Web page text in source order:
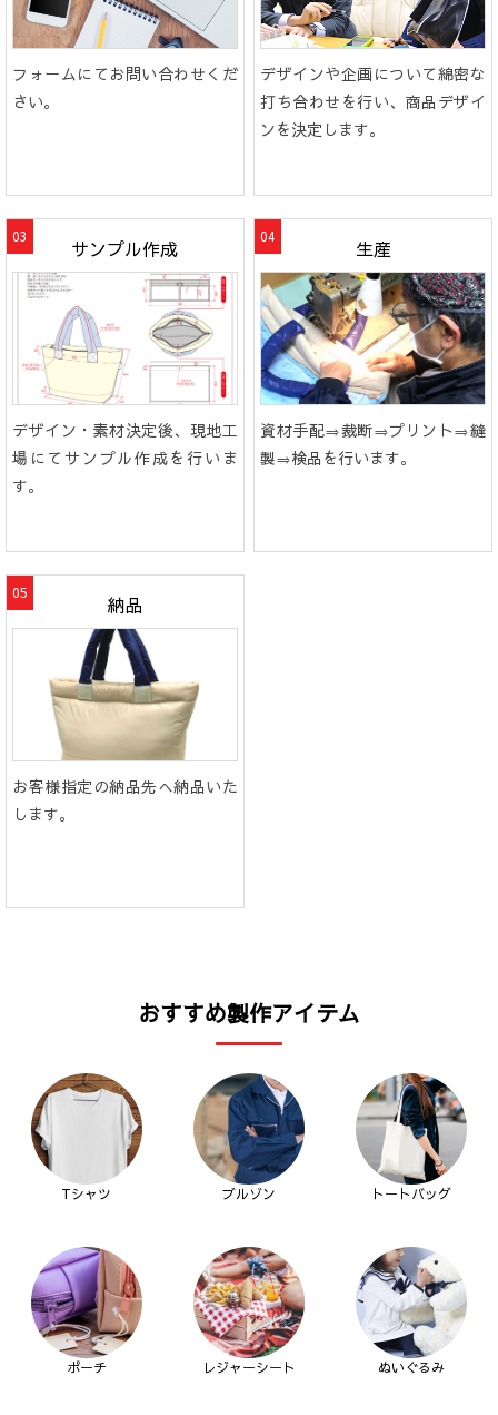
フォームにてお問い合わせくだ
さい。
デザインや企画について綿密な
打ち合わせを行い、商品デザイ
ンを決定します。
サンプル作成
デザイン・素材決定後、現地工
場にてサンプル作成を行いま
す。
生産
資材手配⇒裁断⇒プリント⇒縫
製⇒検品を行います。
納品
お客様指定の納品先へ納品いた
します。
おすすめ製作アイテム
Tシャツ ブルゾン トートバッグ
ポーチ レジャーシート ぬいぐるみ